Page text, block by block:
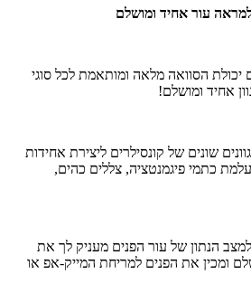
עור אחיד ומושלם
הסוואה מלאה ומותאמת לכל סוגי
אחיד ומושלם!
שונים של קונסילרים ליצירת אחידות
כתמי פיגמנטציה, צללים כהים,
למצב הנתון של עור הפנים מעניק לך את
ומכין את הפנים למריחת המייק-אפ או